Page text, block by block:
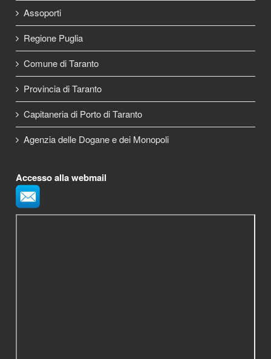
Assoporti
Regione Puglia
Comune di Taranto
Provincia di Taranto
Capitaneria di Porto di Taranto
Agenzia delle Dogane e dei Monopoli
Accesso alla webmail